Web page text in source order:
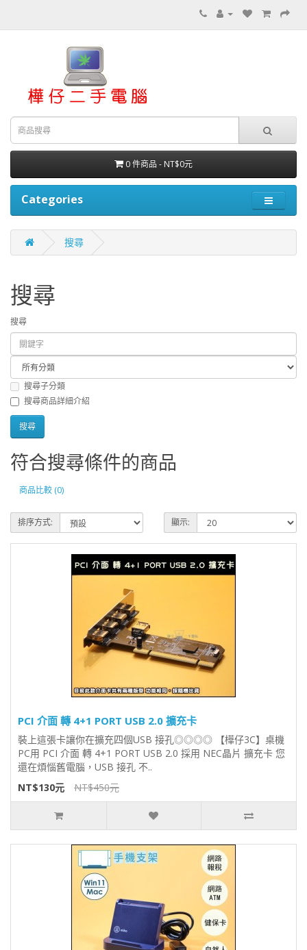
0 件商品 - NT$0元
Categories
搜尋
搜尋
搜尋
搜尋子分類
搜尋商品詳細介紹
符合搜尋條件的商品
商品比較 (0)
排序方式: 顯示:
PCI 介面 轉 4+1 PORT USB 2.0 擴充卡
裝上這張卡讓你在擴充四個USB 接孔◎◎◎◎ 【樺仔3C】桌機
PC用 PCI 介面 轉 4+1 PORT USB 2.0 採用 NEC晶片 擴充卡 您
還在煩惱舊電腦，USB 接孔 不..
NT$130元
NT$450元